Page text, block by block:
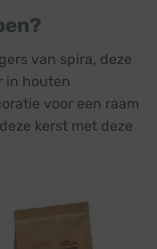
van spira, deze
in houten
voor een raam
kerst met deze